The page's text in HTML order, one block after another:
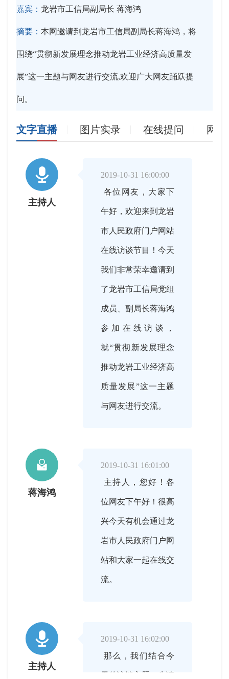
嘉宾： 龙岩市工信局副局长 蒋海鸿
摘要： 本网邀请到龙岩市工信局副局长蒋海鸿，将
围绕“贯彻新发展理念推动龙岩工业经济高质量发
展”这一主题与网友进行交流,欢迎广大网友踊跃提
问。
文字直播 图片实录 在线提问 网

主持人
2019-10-31 16:00:00
各位网友，大家下
午好，欢迎来到龙岩
市人民政府门户网站
在线访谈节目！今天
我们非常荣幸邀请到
了龙岩市工信局党组
成员、副局长蒋海鸿
参加在线访谈，
就“贯彻新发展理念
推动龙岩工业经济高
质量发展”这一主题
与网友进行交流。

蒋海鸿
2019-10-31 16:01:00
主持人，您好！各
位网友下午好！很高
兴今天有机会通过龙
岩市人民政府门户网
站和大家一起在线交
流。

主持人
2019-10-31 16:02:00
那么，我们结合今
天的访谈主题，先请